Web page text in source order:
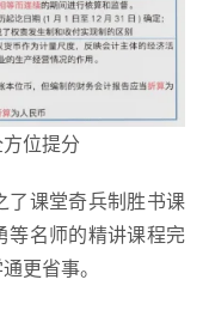
位提分
了课堂奇兵制胜书课
等名师的精讲课程完
更省事。